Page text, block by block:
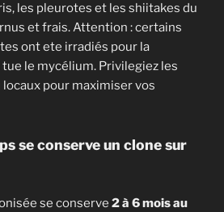
les pleurotes et les shiitakes du
et frais. Attention : certains
ont ete irradiés pour la
le mycélium. Privilegiez les
pour maximiser vos
se conserve un clone sur
se conserve 2 à 6 mois au